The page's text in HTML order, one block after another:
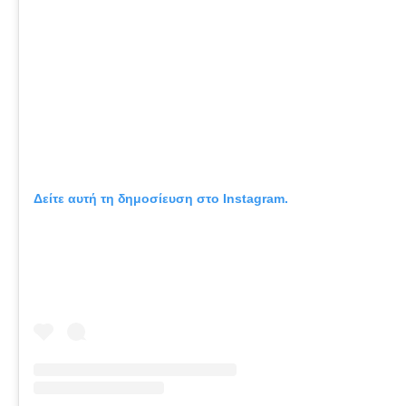
Δείτε αυτή τη δημοσίευση στο Instagram.